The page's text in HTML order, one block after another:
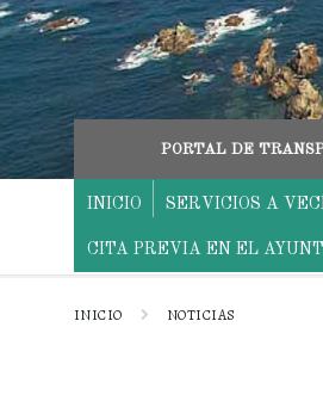
saltar
al
contenido
Saltar
a
la
navegación
principal
Saltar
al
pie
PORTAL DE
INICIO SERVICIOS A
CITA PREVIA EN EL
INICIO NOTICIAS